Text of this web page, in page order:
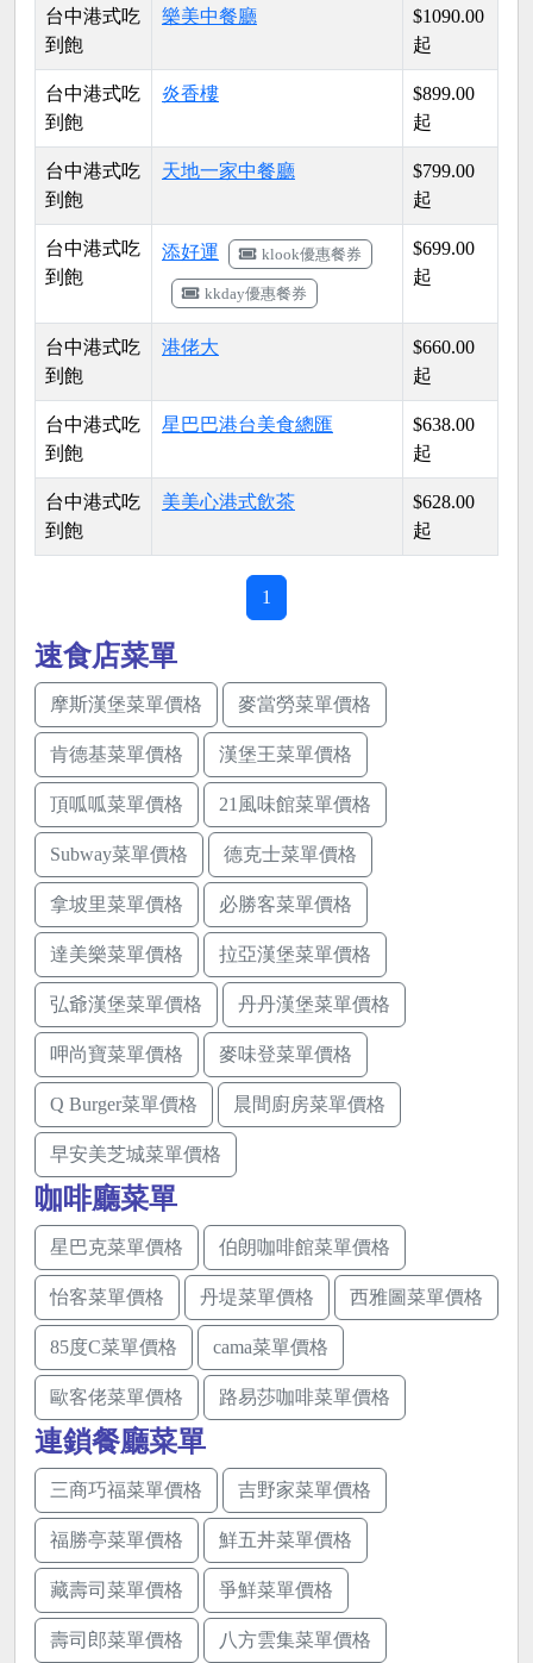
台中港式吃
到飽
樂美中餐廳
$1090.00
起
台中港式吃
到飽
炎香樓
$899.00
起
台中港式吃
到飽
天地一家中餐廳
$799.00
起
台中港式吃
到飽
添好運 klook優惠餐券
kkday優惠餐券
$699.00
起
台中港式吃
到飽
港佬大
$660.00
起
台中港式吃
到飽
星巴巴港台美食總匯
$638.00
起
台中港式吃
到飽
美美心港式飲茶
$628.00
起
1
速食店菜單
摩斯漢堡菜單價格 麥當勞菜單價格
肯德基菜單價格 漢堡王菜單價格
頂呱呱菜單價格 21風味館菜單價格
Subway菜單價格 德克士菜單價格
拿坡里菜單價格 必勝客菜單價格
達美樂菜單價格 拉亞漢堡菜單價格
弘爺漢堡菜單價格 丹丹漢堡菜單價格
呷尚寶菜單價格 麥味登菜單價格
Q Burger菜單價格 晨間廚房菜單價格
早安美芝城菜單價格
咖啡廳菜單
星巴克菜單價格 伯朗咖啡館菜單價格
怡客菜單價格 丹堤菜單價格 西雅圖菜單價格
85度C菜單價格 cama菜單價格
歐客佬菜單價格 路易莎咖啡菜單價格
連鎖餐廳菜單
三商巧福菜單價格 吉野家菜單價格
福勝亭菜單價格 鮮五丼菜單價格
藏壽司菜單價格 爭鮮菜單價格
壽司郎菜單價格 八方雲集菜單價格